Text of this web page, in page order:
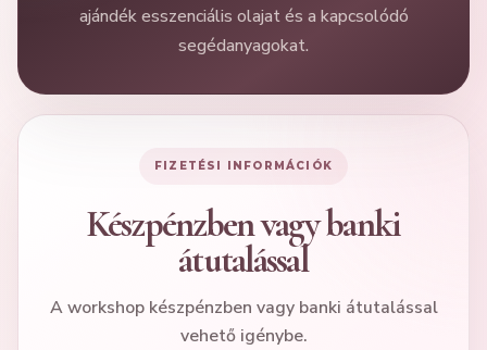
ajándék esszenciális olajat és a kapcsolódó
segédanyagokat.
FIZETÉSI INFORMÁCIÓK
Készpénzben vagy banki
átutalással
A workshop készpénzben vagy banki átutalással
vehető igénybe.